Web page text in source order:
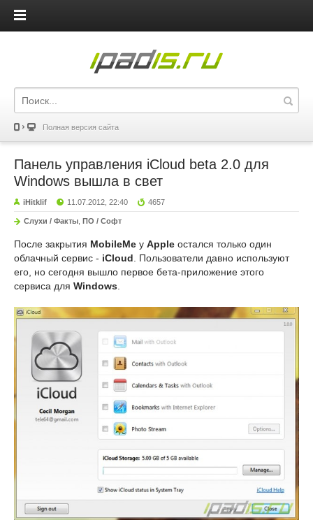
iPadis.ru
Полная версия сайта
Панель управления iCloud beta 2.0 для
Windows вышла в свет
iHitklif 11.07.2012, 22:40 4657
Слухи / Факты ПО / Софт
После закрытия MobileMe у Apple остался только один
облачный сервис - iCloud . Пользователи давно используют
его, но сегодня вышло первое бета-приложение этого
сервиса для Windows